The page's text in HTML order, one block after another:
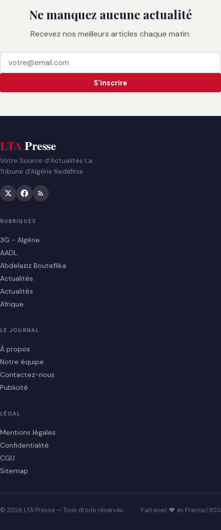
Ne manquez aucune actualité
Recevez nos meilleurs articles chaque matin.
S'inscrire
LTAPresse
Votre Source d’Actualités La
Tribune d'Algérie Redéfinie
RUBRIQUES
3G - Algérie
AADL
Abdelaziz Bouteflika
Actualités
Actualités
Afrique
LE JOURNAL
À propos
Notre équipe
Contactez-nous
Publicité
LÉGAL
Mentions légales
Confidentialité
CGU
Sitemap
© 2026 LTA Presse — Tous droits réservés Fait avec ♥ en France | RSS